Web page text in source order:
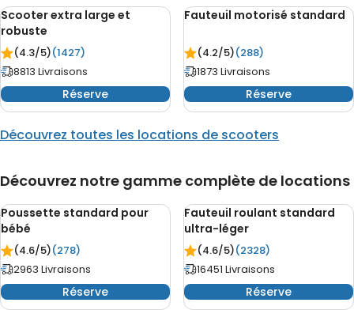
Scooter extra large et
robuste
(4.3/5)(1427)
8813 Livraisons
Réserve
Fauteuil motorisé standard
(4.2/5)(288)
1873 Livraisons
Réserve
Découvrez toutes les locations de scooters
Découvrez notre gamme complète de locations
Poussette standard pour
bébé
(4.6/5)(278)
2963 Livraisons
Réserve
Fauteuil roulant standard
ultra-léger
(4.6/5)(2328)
16451 Livraisons
Réserve